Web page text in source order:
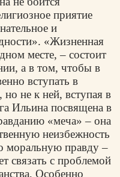
приятие
и
«Жизненная
месте, – состоит
а в том, чтобы в
вступать в
но не к ней, вступая в
Ильина посвящена в
«меча» – она
неизбежность
моральную правду –
связать с проблемой
Особенно